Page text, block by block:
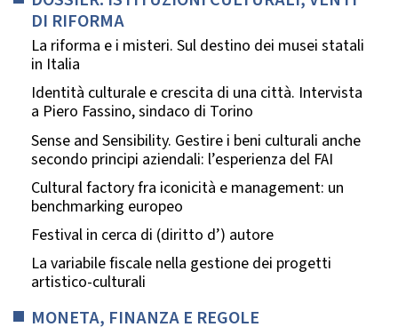
DI RIFORMA
La riforma e i misteri. Sul destino dei musei statali
in Italia
Identità culturale e crescita di una città. Intervista
a Piero Fassino, sindaco di Torino
Sense and Sensibility. Gestire i beni culturali anche
secondo principi aziendali: l’esperienza del FAI
Cultural factory fra iconicità e management: un
benchmarking europeo
Festival in cerca di (diritto d’) autore
La variabile fiscale nella gestione dei progetti
artistico-culturali
MONETA, FINANZA E REGOLE